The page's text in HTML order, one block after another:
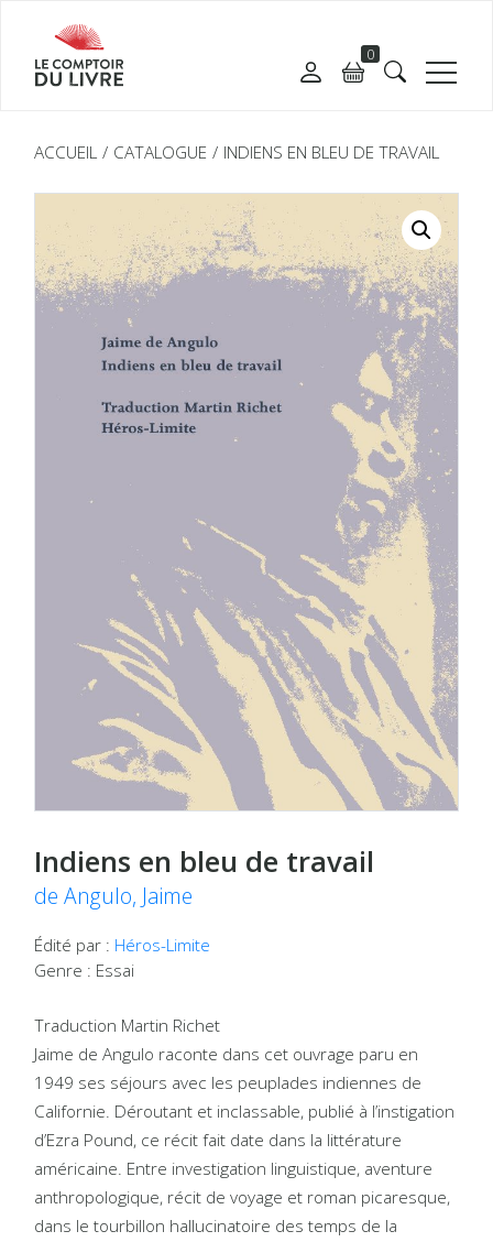
0
ACCUEIL CATALOGUE INDIENS EN BLEU DE TRAVAIL
Indiens en bleu de travail
de Angulo, Jaime
Édité par : Héros-Limite
Genre : Essai
Traduction Martin Richet
Jaime de Angulo raconte dans cet ouvrage paru en
1949 ses séjours avec les peuplades indiennes de
Californie. Déroutant et inclassable, publié à l’instigation
d’Ezra Pound, ce récit fait date dans la littérature
américaine. Entre investigation linguistique, aventure
anthropologique, récit de voyage et roman picaresque,
dans le tourbillon hallucinatoire des temps de la